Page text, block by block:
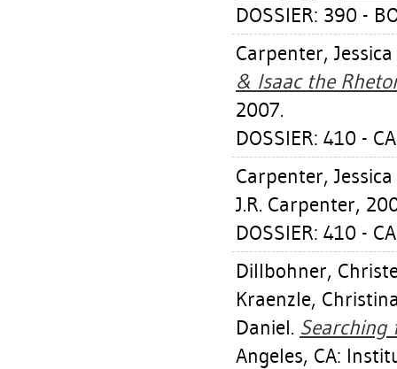
DOSSIER: 390 -
Carpenter, Jessica
& Isaac the
2007.
DOSSIER: 410 -
Carpenter, Jessica
J.R. Carpenter,
DOSSIER: 410 -
Dillbohner,
Kraenzle,
Daniel. Searching
Angeles, CA: